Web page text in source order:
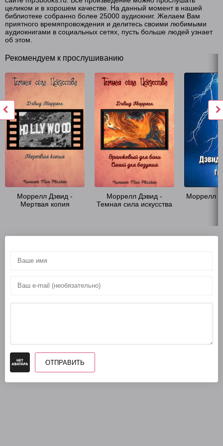
целиком и в хорошем качестве. На данный момент в нашей
библиотеке собранно более 25000 аудиокниг. Желаем Вам
приятного времяпровождения и делитесь своими любимыми
аудиокнигами в социальных сетях, пусть больше людей узнает
об этом.
Рекомендуем к прослушиванию
Моррелл Дэвид -
Мертвая копия
Моррелл Дэвид -
Темная сила искусства
Моррелл
ОТПРАВИТЬ